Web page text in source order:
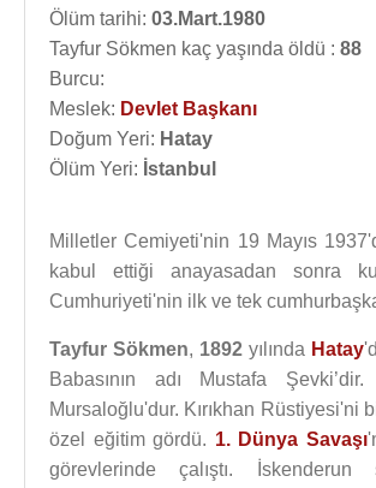
Ölüm tarihi: 03.Mart.1980
Tayfur Sökmen kaç yaşında öldü : 88
Burcu:
Meslek: Devlet Başkanı
Doğum Yeri: Hatay
Ölüm Yeri: İstanbul
Milletler Cemiyeti'nin 19 Mayıs
kabul ettiği anayasadan sonra
Cumhuriyeti'nin ilk ve tek
Tayfur Sökmen, 1892 yılında Hatay
Babasının adı Mustafa Şevki’dir.
Mursaloğlu'dur. Kırıkhan Rüstiyesi'ni
özel eğitim gördü. 1. Dünya Savaşı
görevlerinde çalıştı. İskenderun